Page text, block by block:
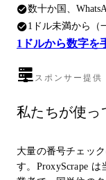
数十か国、
1ドル未満から（
1ドルから数字を
スポンサー提供
私たちが使っ
大量の番号チェッ
す。ProxyScrape